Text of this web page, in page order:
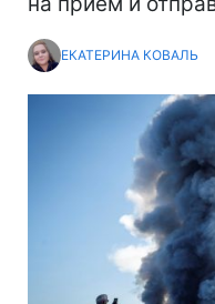
ЕКАТЕРИНА КОВАЛЬ